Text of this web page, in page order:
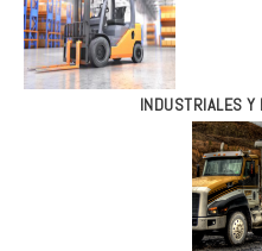
INDUSTRIALES Y